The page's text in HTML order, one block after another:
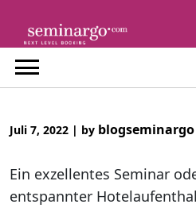
content
Juli 7, 2022 | by blogseminargo
Ein exzellentes Seminar
entspannter